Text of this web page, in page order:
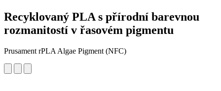
Recyklovaný PLA s přírodní barevnou
rozmanitostí v řasovém pigmentu
Prusament rPLA Algae Pigment (NFC)